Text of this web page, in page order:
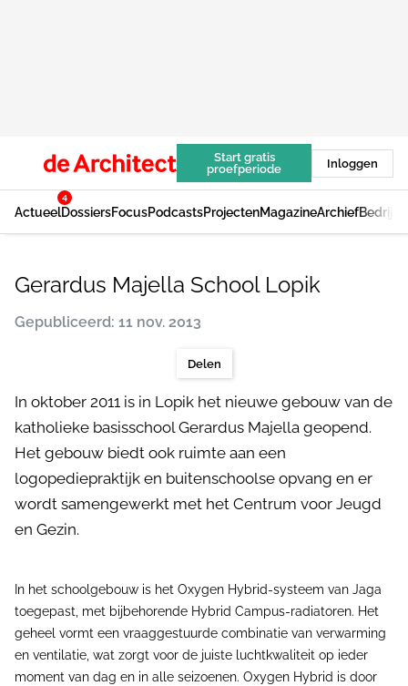
Start gratis
proefperiode
Inloggen
Actueel
4
DossiersFocusPodcastsProjectenMagazineArchief
Gerardus Majella School Lopik
Gepubliceerd: 11 nov. 2013
Delen
In oktober 2011 is in Lopik het nieuwe gebouw van de
katholieke basisschool Gerardus Majella geopend.
Het gebouw biedt ook ruimte aan een
logopediepraktijk en buitenschoolse opvang en er
wordt samengewerkt met het Centrum voor Jeugd
en Gezin.
In het schoolgebouw is het Oxygen Hybrid-systeem van Jaga
toegepast, met bijbehorende Hybrid Campus-radiatoren. Het
geheel vormt een vraaggestuurde combinatie van verwarming
en ventilatie, wat zorgt voor de juiste luchtkwaliteit op ieder
moment van dag en in alle seizoenen. Oxygen Hybrid is door